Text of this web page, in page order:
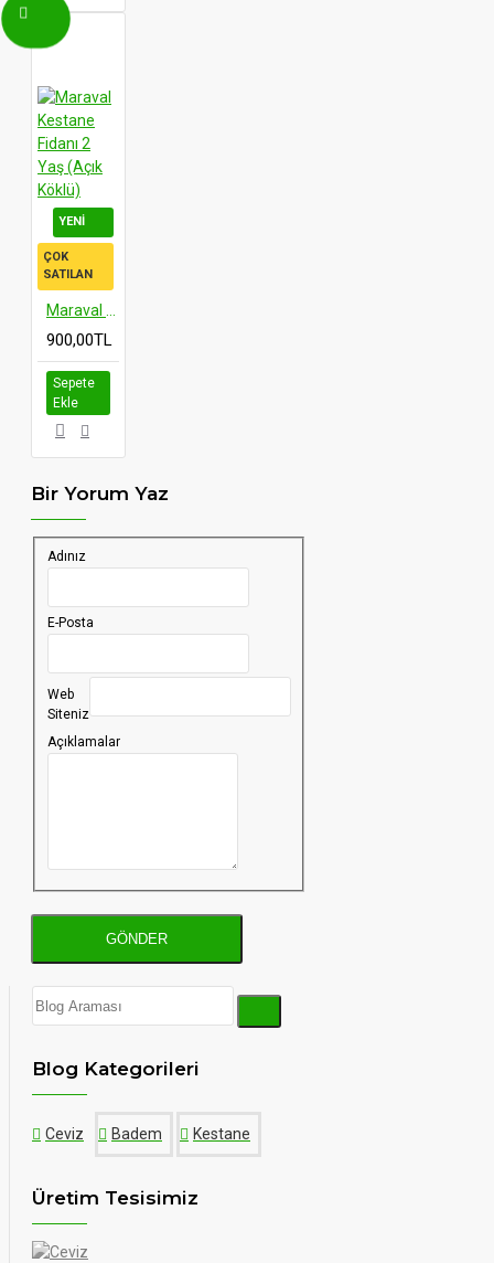
YENI
ÇOK
SATILAN
Maraval Kestane Fidanı 2 Yaş (Açık Köklü)
900,00TL
Sepete
Ekle
Bir Yorum Yaz
Adınız
E-Posta
Web
Siteniz
Açıklamalar
GÖNDER
Blog Kategorileri
Ceviz Badem Kestane
Üretim Tesisimiz